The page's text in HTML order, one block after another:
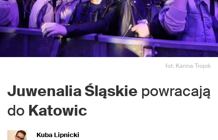
fot. Karina Trojok
Juwenalia Śląskie powracają
do Katowic
Kuba Lipnicki